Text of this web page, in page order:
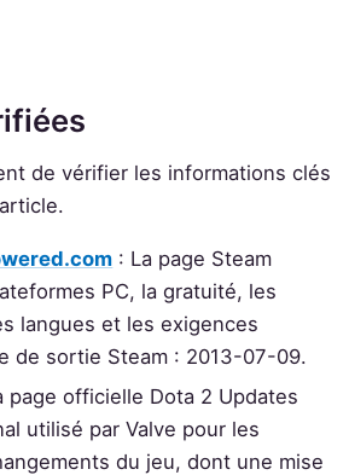
de vérifier les informations clés
: La page Steam
PC, la gratuité, les
langues et les exigences
de sortie Steam : 2013-07-09.
page officielle Dota 2 Updates
utilisé par Valve pour les
du jeu, dont une mise